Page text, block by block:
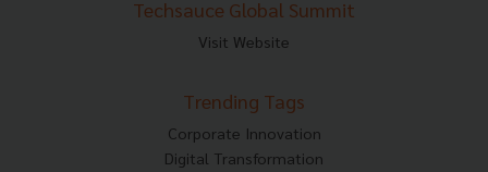
Techsauce Global Summit
Visit Website
Trending Tags
Corporate Innovation
Digital Transformation